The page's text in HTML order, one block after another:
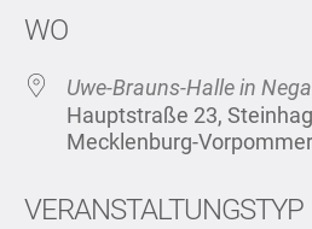
WO
Uwe-Brauns-Halle in
Hauptstraße 23,
Mecklenburg-
VERANSTALTUNGSTYP